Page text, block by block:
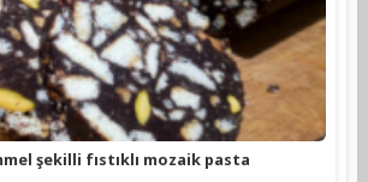
şekilli fıstıklı mozaik pasta